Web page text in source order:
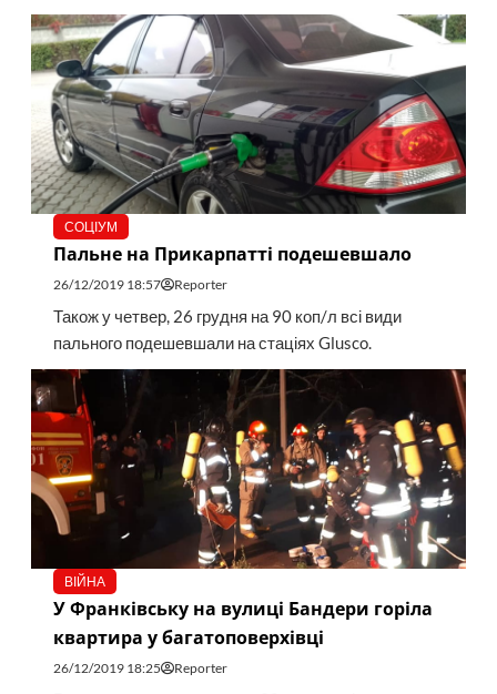
СОЦІУМ
Пальне на Прикарпатті подешевшало
26/12/2019 18:57 Reporter
Також у четвер, 26 грудня на 90 коп/л всі види
пального подешевшали на стаціях Glusco.
ВІЙНА
У Франківську на вулиці Бандери горіла
квартира у багатоповерхівці
26/12/2019 18:25 Reporter